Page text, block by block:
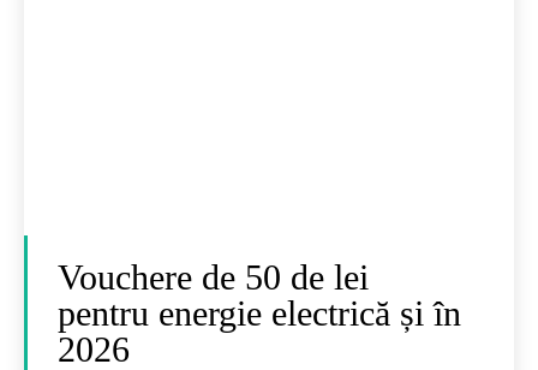
Vouchere de 50 de lei
pentru energie electrică și în
2026